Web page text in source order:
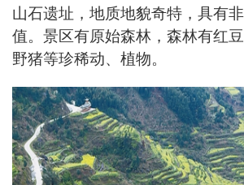
山石遗址，地质地貌奇特，具有
值。景区有原始森林，森林有红豆
野猪等珍稀动、植物。